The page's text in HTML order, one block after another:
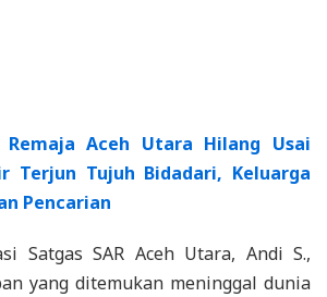
Remaja Aceh Utara Hilang Usai
Terjun Tujuh Bidadari, Keluarga
Pencarian
Satgas SAR Aceh Utara, Andi S.,
yang ditemukan meninggal dunia